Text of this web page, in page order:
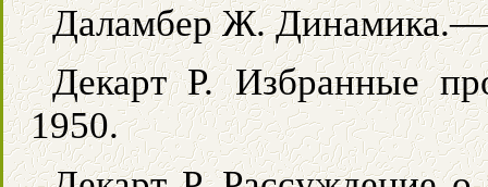
Даламбер Ж.
Декарт Р. Избранные
1950.